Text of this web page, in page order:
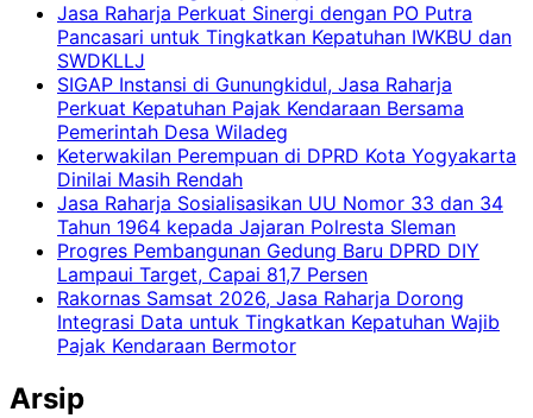
Jasa Raharja Perkuat Sinergi dengan PO Putra
Pancasari untuk Tingkatkan Kepatuhan IWKBU dan
SWDKLLJ
SIGAP Instansi di Gunungkidul, Jasa Raharja
Perkuat Kepatuhan Pajak Kendaraan Bersama
Pemerintah Desa Wiladeg
Keterwakilan Perempuan di DPRD Kota Yogyakarta
Dinilai Masih Rendah
Jasa Raharja Sosialisasikan UU Nomor 33 dan 34
Tahun 1964 kepada Jajaran Polresta Sleman
Progres Pembangunan Gedung Baru DPRD DIY
Lampaui Target, Capai 81,7 Persen
Rakornas Samsat 2026, Jasa Raharja Dorong
Integrasi Data untuk Tingkatkan Kepatuhan Wajib
Pajak Kendaraan Bermotor
Arsip